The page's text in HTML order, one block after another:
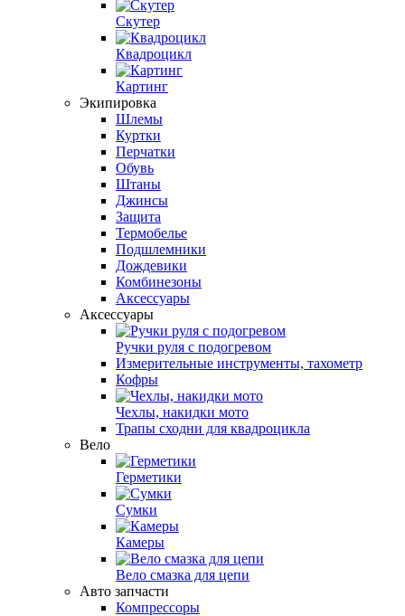
Скутер
Квадроцикл
Картинг
Экипировка
Шлемы
Куртки
Перчатки
Обувь
Штаны
Джинсы
Защита
Термобелье
Подшлемники
Дождевики
Комбинезоны
Аксессуары
Аксессуары
Ручки руля с подогревом
Измерительные инструменты, тахометр
Кофры
Чехлы, накидки мото
Трапы сходни для квадроцикла
Вело
Герметики
Сумки
Камеры
Вело смазка для цепи
Авто запчасти
Компрессоры